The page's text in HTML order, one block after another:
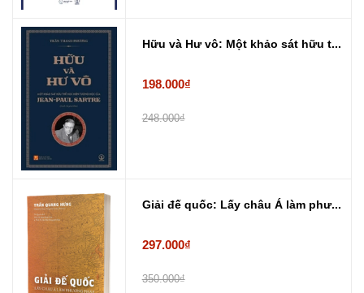
Hữu và Hư vô: Một khảo sát hữu t...
198.000₫
248.000₫
Giải đế quốc: Lấy châu Á làm phư...
297.000₫
350.000₫